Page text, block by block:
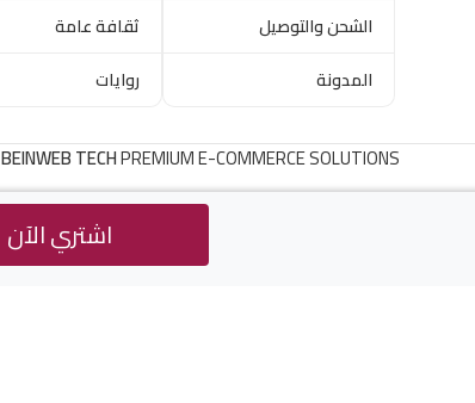
الشحن والتوصيل
المدونة
ثقافة عامة
روايات
BEINWEB TECHPREMIUM E-COMMERCE SOLUTIONS
اشتري الآن